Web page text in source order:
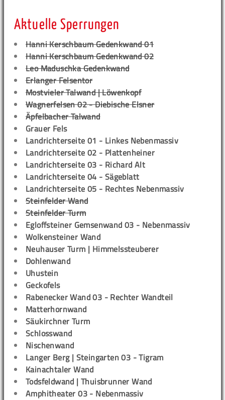
Aktuelle Sperrungen
Hanni Kerschbaum Gedenkwand 01
Hanni Kerschbaum Gedenkwand 02
Leo Maduschka Gedenkwand
Erlanger Felsentor
Mostvieler Talwand | Löwenkopf
Wagnerfelsen 02 - Diebische Elsner
Äpfelbacher Talwand
Grauer Fels
Landrichterseite 01 - Linkes Nebenmassiv
Landrichterseite 02 - Plattenheiner
Landrichterseite 03 - Richard Alt
Landrichterseite 04 - Sägeblatt
Landrichterseite 05 - Rechtes Nebenmassiv
Steinfelder Wand
Steinfelder Turm
Egloffsteiner Gemsenwand 03 - Nebenmassiv
Wolkensteiner Wand
Neuhauser Turm | Himmelssteuberer
Dohlenwand
Uhustein
Geckofels
Rabenecker Wand 03 - Rechter Wandteil
Matterhornwand
Säukirchner Turm
Schlosswand
Nischenwand
Langer Berg | Steingarten 03 - Tigram
Kainachtaler Wand
Todsfeldwand | Thuisbrunner Wand
Amphitheater 03 - Nebenmassiv